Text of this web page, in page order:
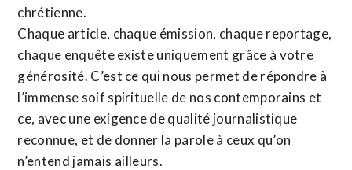
chrétienne.
Chaque article, chaque émission, chaque reportage,
chaque enquête existe uniquement grâce à votre
générosité. C’est ce qui nous permet de répondre à
l’immense soif spirituelle de nos contemporains et
ce, avec une exigence de qualité journalistique
reconnue, et de donner la parole à ceux qu’on
n’entend jamais ailleurs.